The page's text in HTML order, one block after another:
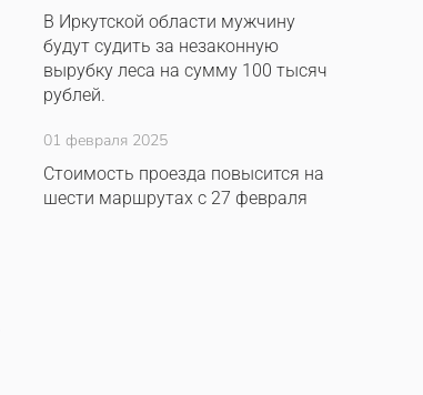
В Иркутской области мужчину
будут судить за незаконную
вырубку леса на сумму 100 тысяч
рублей.
01 февраля 2025
Стоимость проезда повысится на
шести маршрутах с 27 февраля